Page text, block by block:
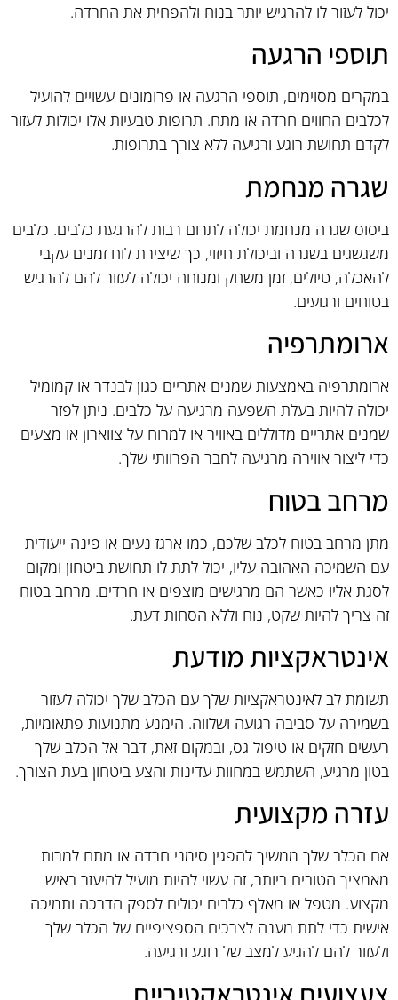
יכול לעזור לו להרגיש יותר בנוח ולהפחית את החרדה.
תוספי הרגעה
במקרים מסוימים, תוספי הרגעה או פרומונים עשויים להועיל
לכלבים החווים חרדה או מתח. תרופות טבעיות אלו יכולות לעזור
לקדם תחושת רוגע ורגיעה ללא צורך בתרופות.
שגרה מנחמת
ביסוס שגרה מנחמת יכולה לתרום רבות להרגעת כלבים. כלבים
משגשגים בשגרה וביכולת חיזוי, כך שיצירת לוח זמנים עקבי
להאכלה, טיולים, זמן משחק ומנוחה יכולה לעזור להם להרגיש
בטוחים ורגועים.
ארומתרפיה
ארומתרפיה באמצעות שמנים אתריים כגון לבנדר או קמומיל
יכולה להיות בעלת השפעה מרגיעה על כלבים. ניתן לפזר
שמנים אתריים מדוללים באוויר או למרוח על צווארון או מצעים
כדי ליצור אווירה מרגיעה לחבר הפרוותי שלך.
מרחב בטוח
מתן מרחב בטוח לכלב שלכם, כמו ארגז נעים או פינה ייעודית
עם השמיכה האהובה עליו, יכול לתת לו תחושת ביטחון ומקום
לסגת אליו כאשר הם מרגישים מוצפים או חרדים. מרחב בטוח
זה צריך להיות שקט, נוח וללא הסחות דעת.
אינטראקציות מודעת
תשומת לב לאינטראקציות שלך עם הכלב שלך יכולה לעזור
בשמירה על סביבה רגועה ושלווה. הימנע מתנועות פתאומיות,
רעשים חזקים או טיפול גס, ובמקום זאת, דבר אל הכלב שלך
בטון מרגיע, השתמש במחוות עדינות והצע ביטחון בעת הצורך.
עזרה מקצועית
אם הכלב שלך ממשיך להפגין סימני חרדה או מתח למרות
מאמציך הטובים ביותר, זה עשוי להיות מועיל להיעזר באיש
מקצוע. מטפל או מאלף כלבים יכולים לספק הדרכה ותמיכה
אישית כדי לתת מענה לצרכים הספציפיים של הכלב שלך
ולעזור להם להגיע למצב של רוגע ורגיעה.